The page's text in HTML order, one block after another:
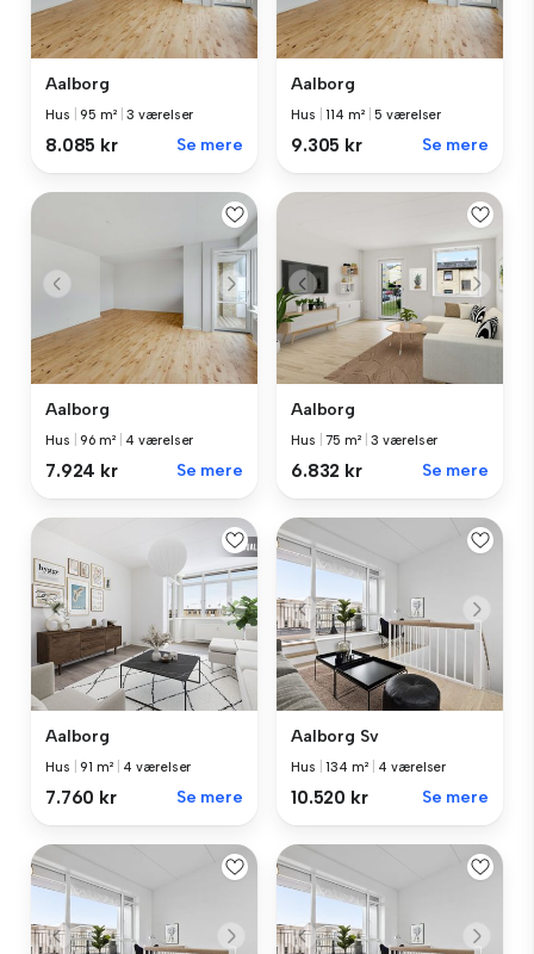
Aalborg
Hus |95 m² |3 værelser
8.085 kr Se mere
Aalborg
Hus |114 m² |5 værelser
9.305 kr Se mere
Aalborg
Hus |96 m² 4 værelser
7.924 kr Se mere
Aalborg
Hus |75 m² |3 værelser
6.832 kr Se mere
Aalborg
Hus |91 m² 4 værelser
7.760 kr Se mere
Aalborg Sv
Hus |134 m² 4 værelser
10.520 kr Se mere